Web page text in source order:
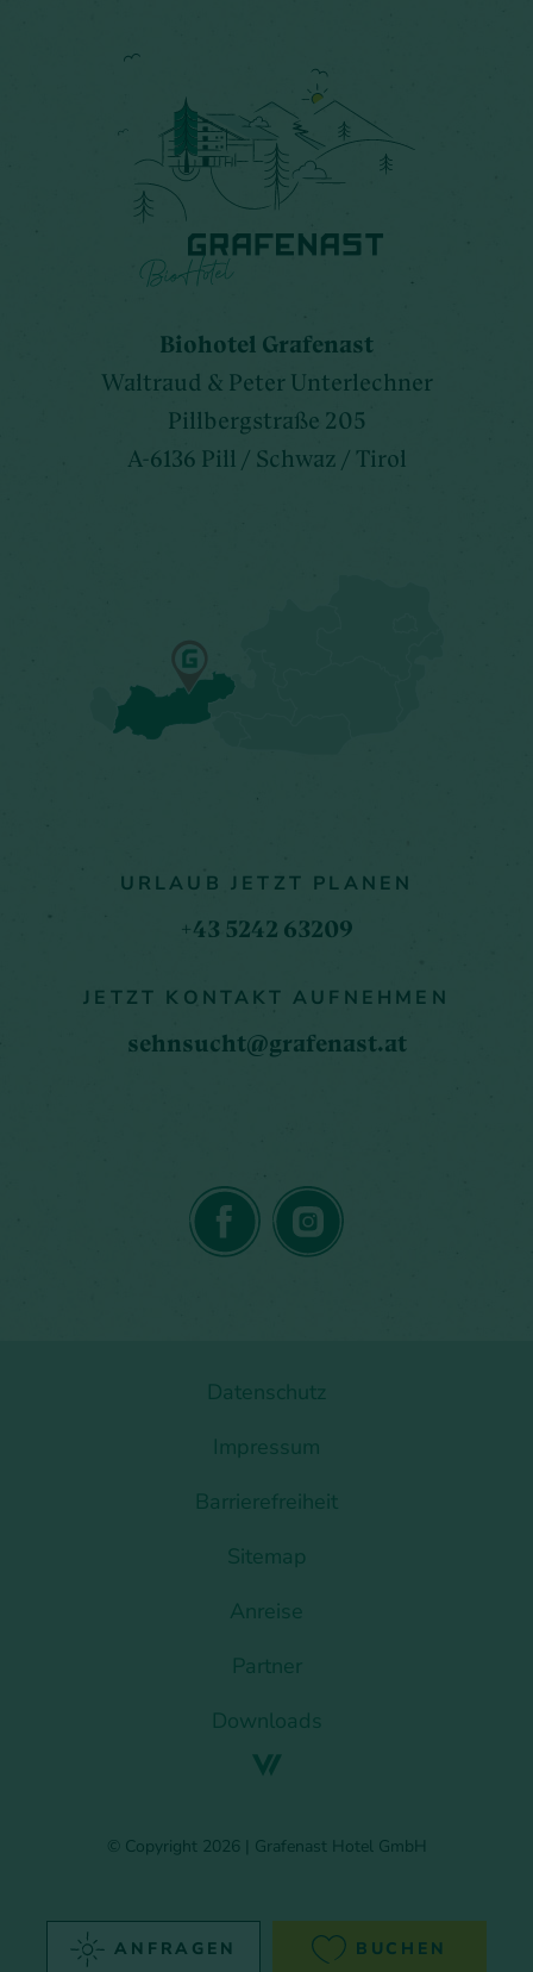
Biohotel Grafenast
Waltraud & Peter Unterlechner
Pillbergstraße 205
A-6136 Pill / Schwaz / Tirol
URLAUB JETZT PLANEN
+43 5242 63209
JETZT KONTAKT AUFNEHMEN
sehnsucht@grafenast.at
© Copyright 2026 | Grafenast Hotel GmbH
Datenschutz
Impressum
Barrierefreiheit
Sitemap
Anreise
Partner
Downloads
ANFRAGEN BUCHEN